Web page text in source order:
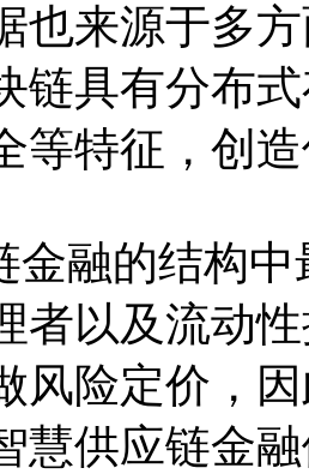
也来源于多
链具有分布
等特征，创
金融的结构
者以及流动
风险定价，
慧供应链金